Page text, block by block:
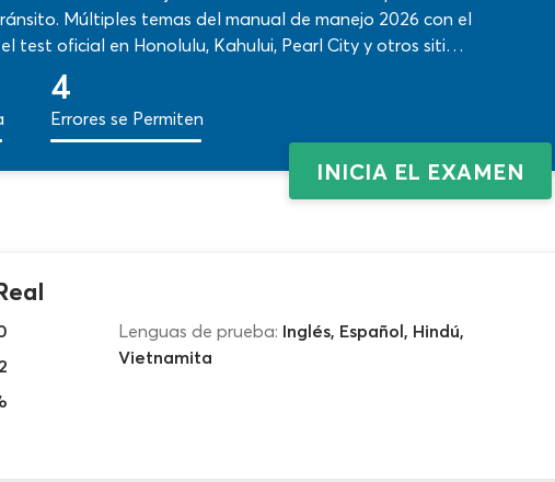
Múltiples temas del manual de manejo 2026 con el
test oficial en Honolulu, Kahului, Pearl City y otros sitios.
de práctica con contenidos actualizados, calificación
4
Errores se Permiten
INICIA EL EXAMEN
Lenguas de prueba: Inglés, Español, Hindú,
Vietnamita